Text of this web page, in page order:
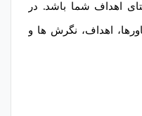
اهداف شما باشد. در
اهداف، نگرش ها و